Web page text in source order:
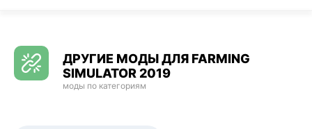
ДРУГИЕ МОДЫ ДЛЯ FARMING
SIMULATOR 2019
моды по категориям